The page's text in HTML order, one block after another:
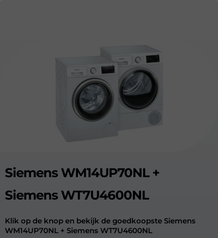
Siemens WM14UP70NL +
Siemens WT7U4600NL
Klik op de knop en bekijk de goedkoopste Siemens
WM14UP70NL + Siemens WT7U4600NL